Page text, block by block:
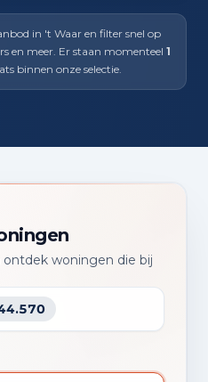
in 't Waar en filter snel op
en meer. Er staan momenteel 1
binnen onze selectie.
woningen die bij